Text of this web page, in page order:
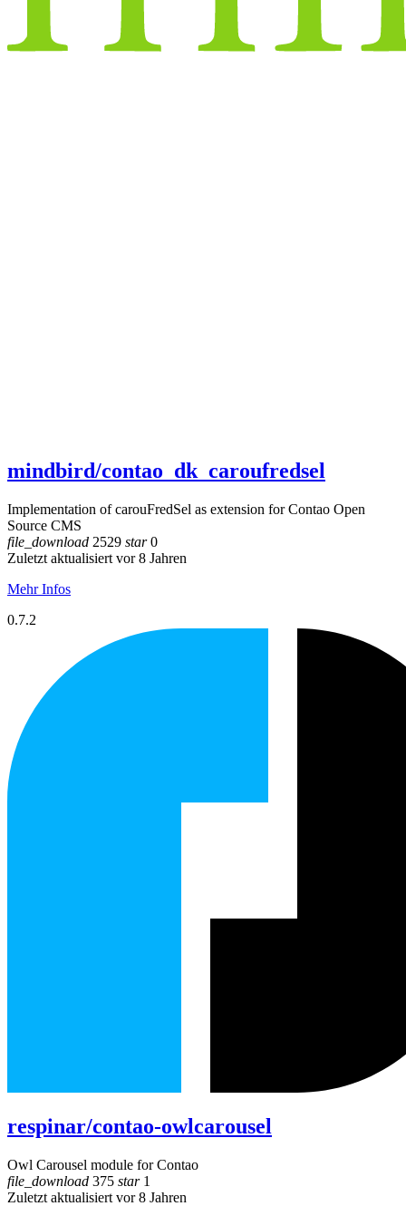
mindbird/contao_dk_caroufredsel
Implementation of carouFredSel as extension for Contao Open
Source CMS
file_download 2529 star0
Zuletzt aktualisiert vor 8 Jahren
Mehr Infos
0.7.2
respinar/contao-owlcarousel
Owl Carousel module for Contao
file_download 375 star1
Zuletzt aktualisiert vor 8 Jahren